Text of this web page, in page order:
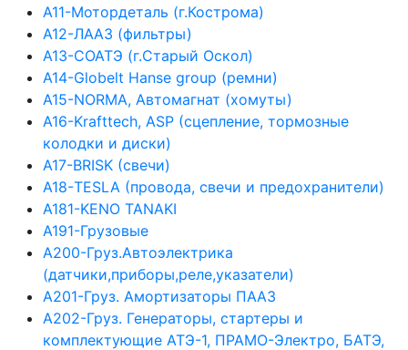
А11-Мотордеталь (г.Кострома)
А12-ЛААЗ (фильтры)
А13-СОАТЭ (г.Старый Оскол)
А14-Globelt Hanse group (ремни)
А15-NORMA, Автомагнат (хомуты)
А16-Krafttech, ASP (сцепление, тормозные
колодки и диски)
А17-BRISK (свечи)
А18-TESLA (провода, свечи и предохранители)
А181-KENO TANAKI
А191-Грузовые
А200-Груз.Автоэлектрика
(датчики,приборы,реле,указатели)
А201-Груз. Амортизаторы ПААЗ
А202-Груз. Генераторы, стартеры и
комплектующие АТЭ-1, ПРАМО-Электро, БАТЭ,